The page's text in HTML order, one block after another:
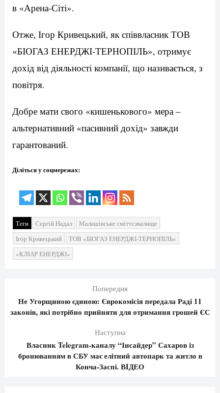
в «Арена-Сіті».
Отже, Ігор Кривецький, як співвласник ТОВ
«БІОГАЗ ЕНЕРДЖІ-ТЕРНОПІЛЬ», отримує
дохід від діяльності компанії, що називається, з
повітря.
Добре мати свого «кишенькового» мера –
альтернативний «пасивний дохід» завжди
гарантований.
Діліться у соцмережах:
Теги Сергій Надал
Малашівське сміттєзвалище
Ігор Кривецький
ТОВ «БІОГАЗ ЕНЕРДЖІ-ТЕРНОПІЛЬ»
«КЛІАР ЕНЕРДЖІ»
Попередня
Не Угорщиною єдиною: Єврокомісія передала Раді 11
законів, які потрібно прийняти для отримання грошей ЄС
Наступна
Власник Telegram-каналу “Інсайдер” Сахаров із
бронюванням в СБУ має елітний автопарк та житло в
Конча-Заспі. ВIДЕО